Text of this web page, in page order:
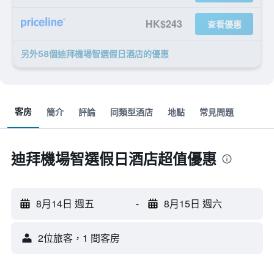
HK$243 查看優惠
另外58個迪拜機場智選假日酒店​的優惠
客房 簡介 評論 同類型酒店 地點 常見問題
迪拜機場智選假日酒店超值優惠
8月14日 週五 - 8月15日 週六
2位旅客，1 間客房